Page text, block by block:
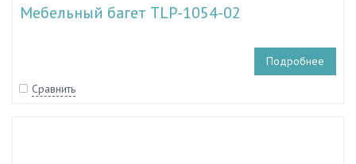
Мебельный багет TLP-1054-02
Подробнее
Сравнить